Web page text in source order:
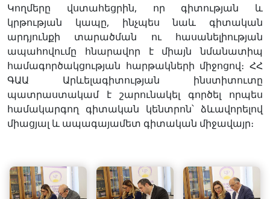
Կողմերը վստահեցրին, որ գիտության և
կրթության կապը, ինչպես նաև գիտական
արդյունքի տարածման ու հասանելիության
ապահովումը հնարավոր է միայն նմանատիպ
համագործակցության հարթակների միջոցով։ ՀՀ
ԳԱԱ Արևելագիտության ինստիտուտը
պատրաստակամ է շարունակել գործել որպես
համակարգող գիտական կենտրոն՝ ձևավորելով
միացյալ և ապագայամետ գիտական միջավայր։